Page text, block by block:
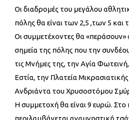
Οι διαδρομές του μεγάλου
πόλης θα είναι των 2,5 ,των 5 και
Οι συμμετέχοντες θα
σημεία της πόλης που την
τις Μνήμες της, την Αγία
Εστία, την Πλατεία
Ανδριάντα του Χρυσοστόμου
Η συμμετοχή θα είναι 9 ευρώ. Στο
περιλαμβάνεται αναμνηστική